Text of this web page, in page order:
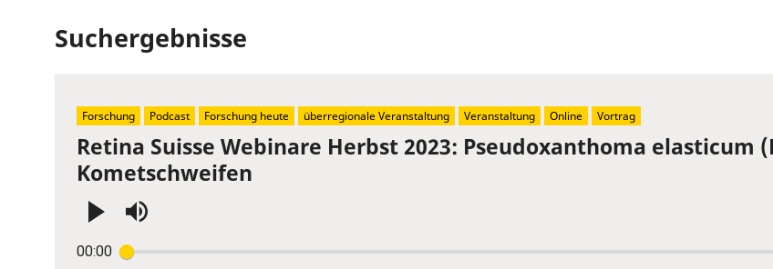
Suchergebnisse
Retina Suisse Webinare Herbst 2023: Pseudoxanthoma elasticum
Kometschweifen
00:00
Enter
Forschung Podcast Forschung heute überregionale Veranstaltung Veranstaltung Online Vortrag